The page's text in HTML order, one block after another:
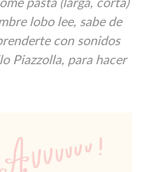
pasta (larga, corta)
lobo lee, sabe de
con sonidos
Piazzolla, para hacer